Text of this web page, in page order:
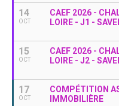
14
OCT
CAEF 2026 -
LOIRE - J1 -
15
OCT
CAEF 2026 -
LOIRE - J2 -
17
OCT
COMPÉTITION
IMMOBILIÈRE